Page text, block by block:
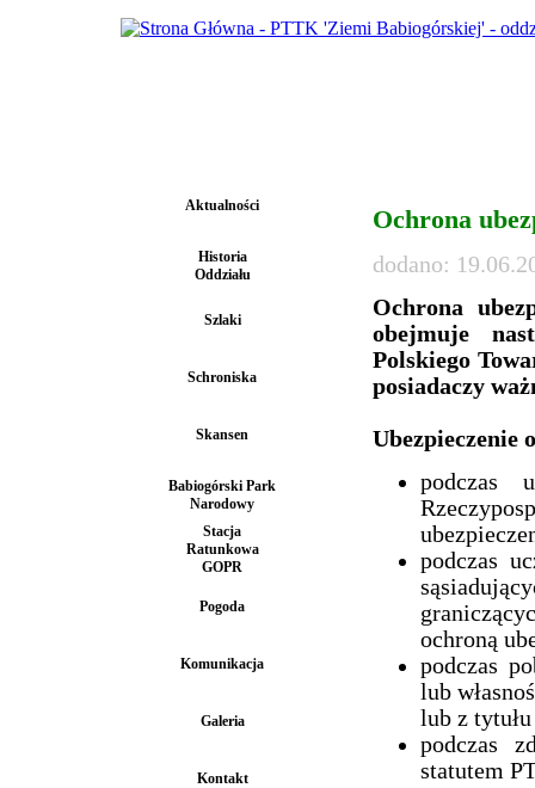
Aktualności
Historia
Oddziału
Szlaki
Schroniska
Skansen
Babiogórski Park
Narodowy
Stacja
Ratunkowa
GOPR
Pogoda
Komunikacja
Galeria
Kontakt
Ochrona
dodano:
Ochrona
obejmuje
Polskiego
posiadaczy
Ubezpieczenie
podczas
podczas
ochroną
podczas
lub
lub z
podczas
statutem